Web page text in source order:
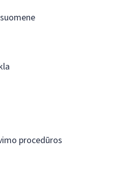
procedūros